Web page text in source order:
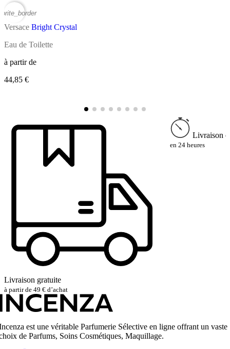
Versace Bright Crystal
Eau de Toilette
à partir de
44,85 €
Livraison gratuite
à partir de 49 € d’achat
Livraison
en 24 heures
est une véritable Parfumerie Sélective en ligne offrant un vaste
de Parfums, Soins Cosmétiques, Maquillage.